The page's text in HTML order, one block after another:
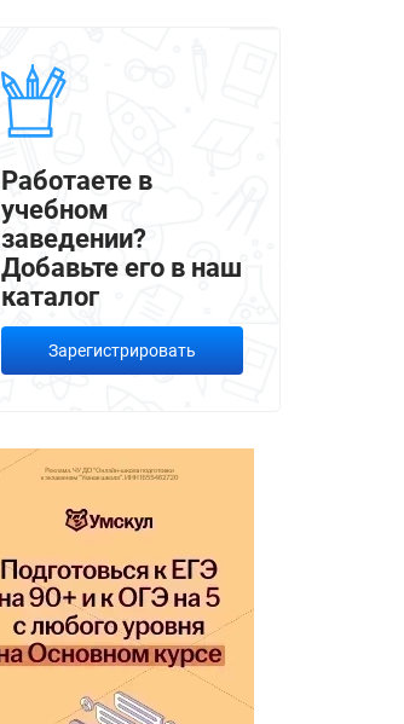
Работаете в
учебном
заведении?
Добавьте его в наш
каталог
Зарегистрировать